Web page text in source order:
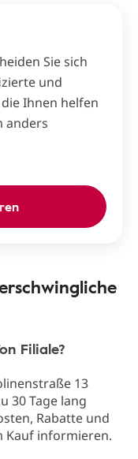
Sie sich
und
Ihnen helfen
anders
Filiale?
13
30 Tage lang
Rabatte und
Kauf informieren.